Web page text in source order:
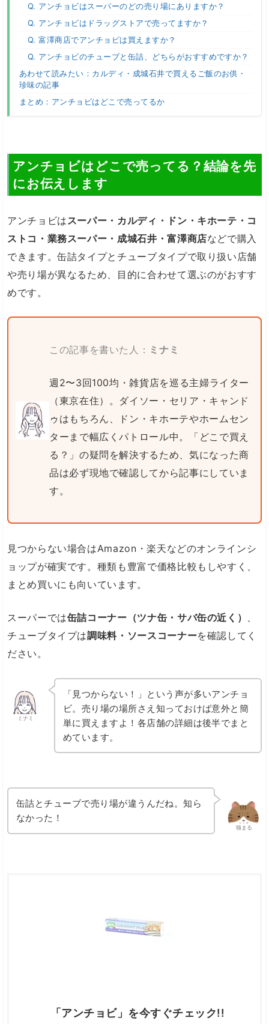
Q. アンチョビはスーパーのどの売り場にありますか？
Q. アンチョビはドラッグストアで売ってますか？
Q. 富澤商店でアンチョビは買えますか？
Q. アンチョビのチューブと缶詰、どちらがおすすめですか？
あわせて読みたい：カルディ・成城石井で買えるご飯のお供・
珍味の記事
まとめ：アンチョビはどこで売ってるか
アンチョビはどこで売ってる？結論を先
にお伝えします
アンチョビは スーパー・カルディ・ドン・キホーテ・コ
ストコ・業務スーパー・成城石井・富澤商店などで購入
できます。缶詰タイプとチューブタイプで取り扱い店舗
や売り場が異なるため、目的に合わせて選ぶのがおすす
めです。
この記事を書いた人： ミナミ
週2〜3回100均・雑貨店を巡る主婦ライター
（東京在住）。ダイソー・セリア・キャンド
ゥはもちろん、ドン・キホーテやホームセン
ターまで幅広くパトロール中。「どこで買え
る？」の疑問を解決するため、気になった商
品は必ず現地で確認してから記事にしていま
す。
見つからない場合はAmazon・楽天などのオンラインシ
ョップが確実です。種類も豊富で価格比較もしやすく、
まとめ買いにも向いています。
スーパーでは缶詰コーナー（ツナ缶・サバ缶の近く） 、
チューブタイプは調味料・ソースコーナーを確認してく
ださい。
ミナミ
「見つからない！」という声が多いアンチョ
ビ。売り場の場所さえ知っておけば意外と簡
単に買えますよ！各店舗の詳細は後半でまと
めています。
猫まる
缶詰とチューブで売り場が違うんだね。知ら
なかった！
「アンチョビ」を今すぐチェック!!